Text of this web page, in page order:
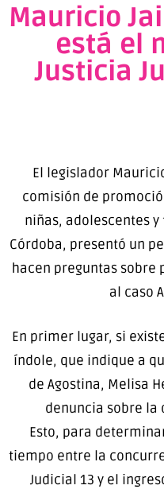
Mauricio
está el
Justicia
El legislador
comisión de
niñas, adolescentes
Córdoba, presentó un
hacen preguntas sobre
al caso
En primer lugar, si
índole, que indique a
de Agostina, Melisa
denuncia sobre la
Esto, para
tiempo entre la
Judicial 13 y el